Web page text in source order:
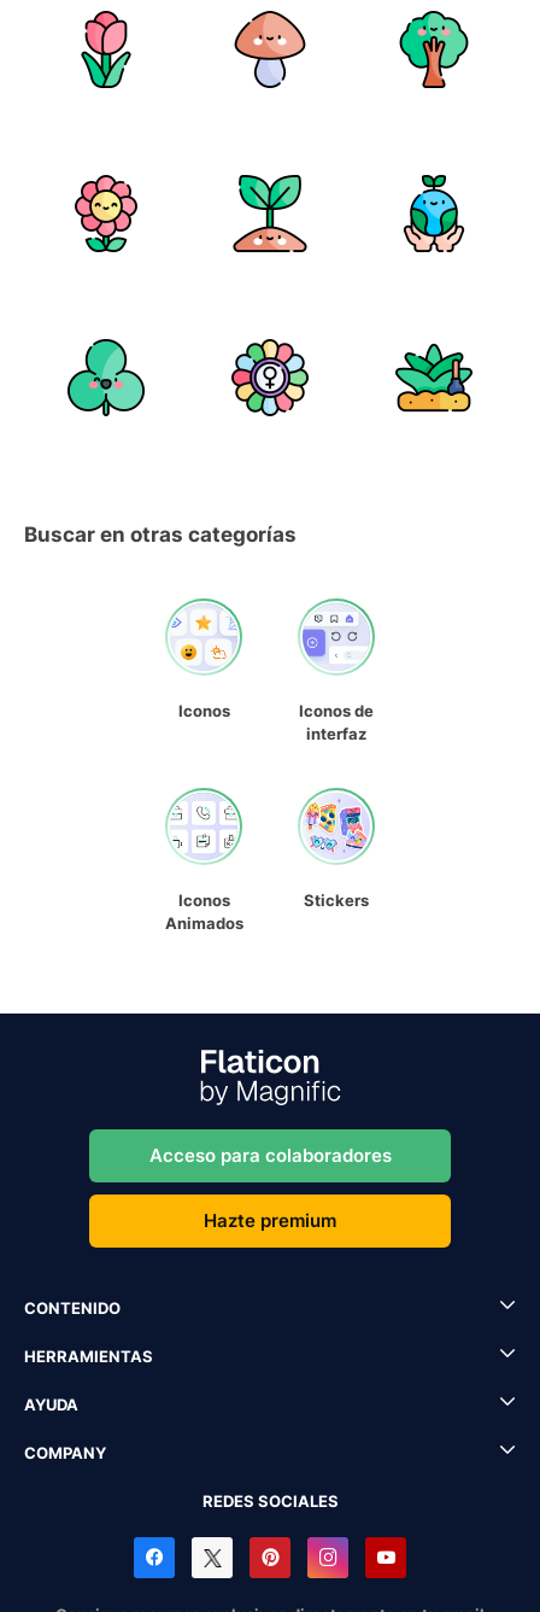
Buscar en otras categorías
Iconos
Iconos de
interfaz
Iconos
Animados
Stickers
Acceso para colaboradores
Hazte premium
CONTENIDO
HERRAMIENTAS
AYUDA
COMPANY
REDES SOCIALES